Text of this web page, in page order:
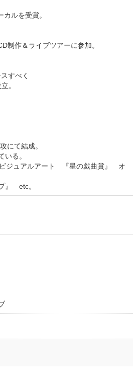
ルを受賞。
制作＆ライブツアーに参加。
すべく
。
にて結成。
る。
ビジュアルアート 『星の戯曲賞』 オ
』 etc。